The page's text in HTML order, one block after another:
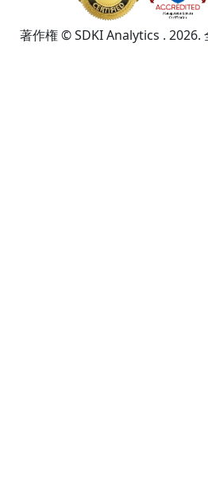
著作権 © SDKI Analytics . 2026.